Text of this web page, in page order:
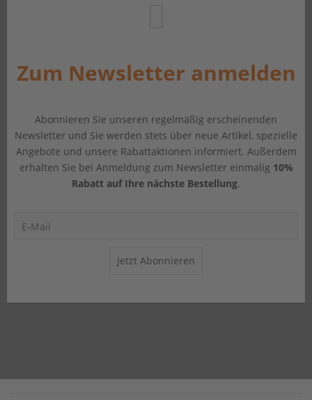
Zum Newsletter anmelden
Abonnieren Sie unseren regelmäßig erscheinenden
Newsletter und Sie werden stets über neue Artikel, spezielle
Angebote und unsere Rabattaktionen informiert. Außerdem
erhalten Sie bei Anmeldung zum Newsletter einmalig 10%
Rabatt auf Ihre nächste Bestellung.
Jetzt Abonnieren